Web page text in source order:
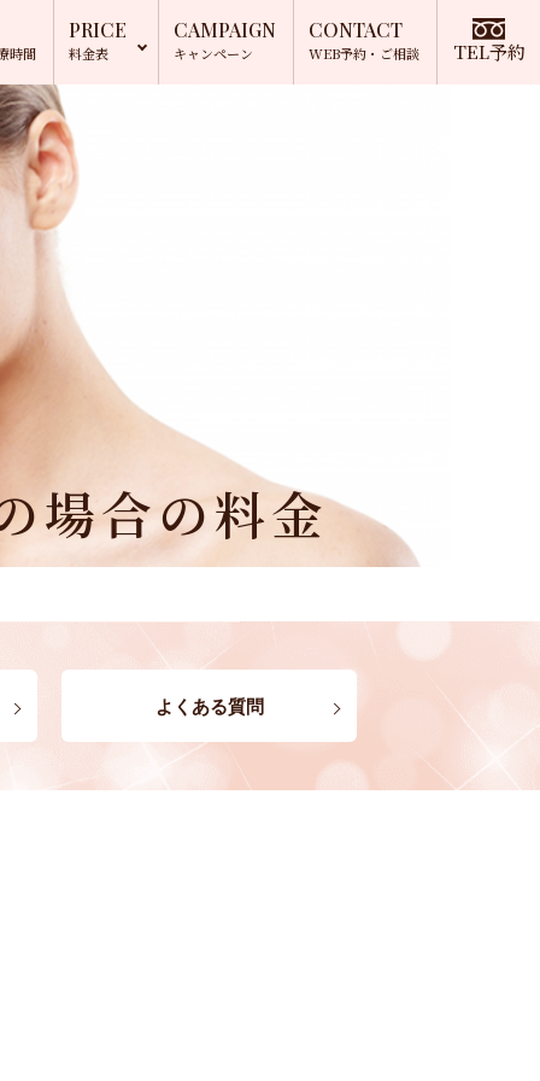
時間
PRICE
料金表
CAMPAIGN
キャンペーン
CONTACT
WEB予約 ・ご相談 TEL予約
場合の料金
よくある質問